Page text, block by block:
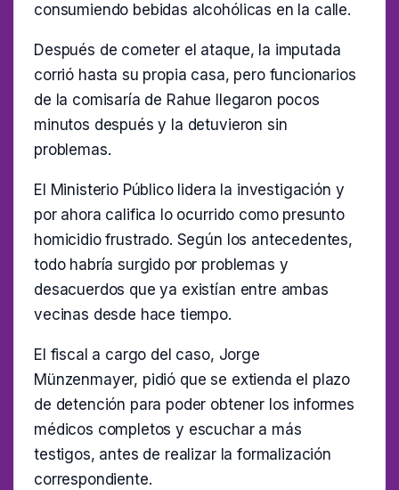
consumiendo bebidas alcohólicas en la calle.
Después de cometer el ataque, la imputada
corrió hasta su propia casa, pero funcionarios
de la comisaría de Rahue llegaron pocos
minutos después y la detuvieron sin
problemas.
El Ministerio Público lidera la investigación y
por ahora califica lo ocurrido como presunto
homicidio frustrado. Según los antecedentes,
todo habría surgido por problemas y
desacuerdos que ya existían entre ambas
vecinas desde hace tiempo.
El fiscal a cargo del caso, Jorge
Münzenmayer, pidió que se extienda el plazo
de detención para poder obtener los informes
médicos completos y escuchar a más
testigos, antes de realizar la formalización
correspondiente.